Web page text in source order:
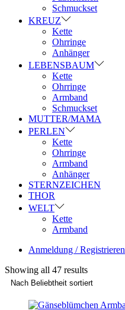
Schmuckset
KREUZ
Kette
Ohrringe
Anhänger
LEBENSBAUM
Kette
Ohrringe
Armband
Schmuckset
MUTTER/MAMA
PERLEN
Kette
Ohrringe
Armband
Anhänger
STERNZEICHEN
THOR
WELT
Kette
Armband
Anmeldung / Registrieren
Showing all 47 results